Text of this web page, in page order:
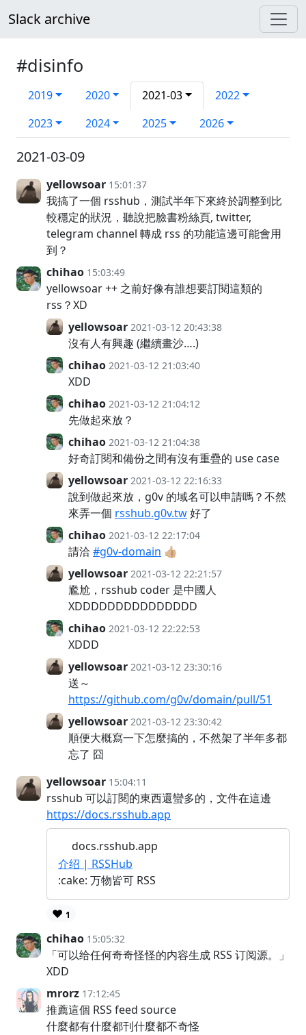
Slack archive
#disinfo
2019 2020 2021-03
2022
2023
2024 2025 2026
2021-03-09
yellowsoar 15:01:37
我搞了一個 rsshub，測試半年下來終於調整到比
較穩定的狀況，聽說把臉書粉絲頁, twitter,
telegram channel 轉成 rss 的功能這邊可能會用
到？
chihao 15:03:49
yellowsoar ++ 之前好像有誰想要訂閱這類的
rss？XD
yellowsoar 2021-03-12 20:43:38
沒有人有興趣 (繼續畫沙….)
chihao 2021-03-12 21:03:40
XDD
chihao 2021-03-12 21:04:12
先做起來放？
chihao 2021-03-12 21:04:38
好奇訂閱和備份之間有沒有重疊的 use case
yellowsoar 2021-03-12 22:16:33
說到做起來放，g0v 的域名可以申請嗎？不然
來弄一個 rsshub.g0v.tw好了
chihao 2021-03-12 22:17:04
請洽 #g0v-domain 👍🏼
yellowsoar 2021-03-12 22:21:57
尷尬，rsshub coder 是中國人
XDDDDDDDDDDDDDDD
chihao 2021-03-12 22:22:53
XDDD
yellowsoar 2021-03-12 23:30:16
送～
https://github.com/g0v/domain/pull/51
yellowsoar 2021-03-12 23:30:42
順便大概寫一下怎麼搞的，不然架了半年多都
忘了 囧
yellowsoar 15:04:11
rsshub 可以訂閱的東西還蠻多的，文件在這邊
https://docs.rsshub.app
docs.rsshub.app
介绍 | RSSHub
:cake: 万物皆可 RSS
❤️ 1
chihao 15:05:32
「可以给任何奇奇怪怪的内容生成 RSS 订阅源。」
XDD
mrorz 17:12:45
推薦這個 RSS feed source
什麼都有什麼都刊什麼都不奇怪